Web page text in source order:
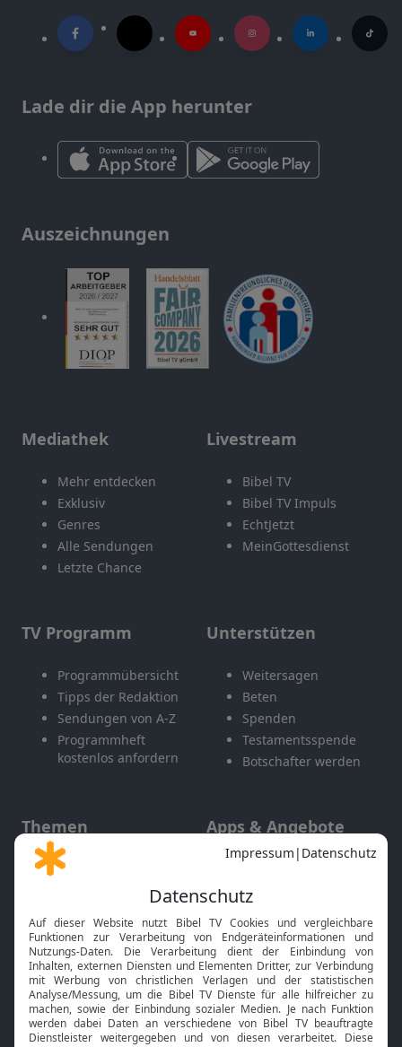
Lade dir die App herunter
Auszeichnungen
Mediathek
Mehr entdecken
Exklusiv
Genres
Alle Sendungen
Letzte Chance
Livestream
Bibel TV
Bibel TV Impuls
EchtJetzt
MeinGottesdienst
TV Programm
Programmübersicht
Tipps der Redaktion
Sendungen von A-Z
Programmheft
kostenlos anfordern
Unterstützen
Weitersagen
Beten
Spenden
Testamentsspende
Botschafter werden
Themen
Gott und Bibel erklärt
Neuigkeiten
Apps & Angebote
Mobile App
Smart TV
HbbTV
Bibelthek Online-Bibel
Nächster Gottesdienst